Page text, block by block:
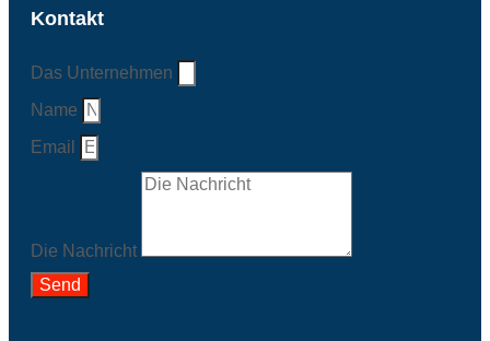
Kontakt
Das Unternehmen
Name
Email
Die Nachricht
Send